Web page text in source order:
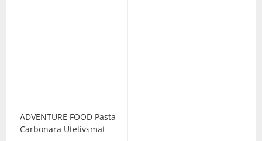
ADVENTURE FOOD Pasta
Carbonara Utelivsmat